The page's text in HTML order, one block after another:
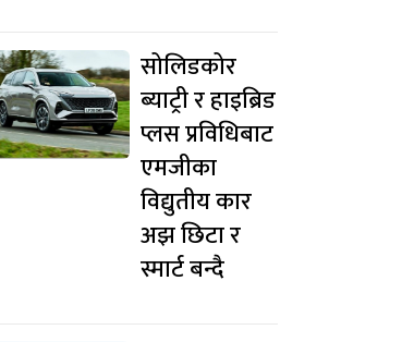
सोलिडकोर
ब्याट्री र हाइब्रिड
प्लस प्रविधिबाट
एमजीका
विद्युतीय कार
अझ छिटा र
स्मार्ट बन्दै